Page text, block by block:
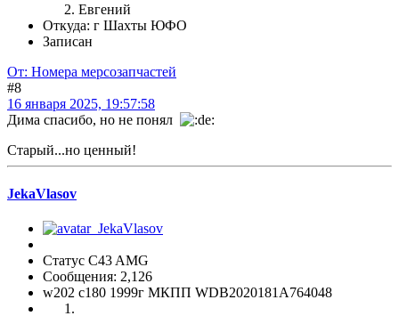
Евгений
Откуда: г Шахты ЮФО
Записан
От: Номера мерсозапчастей
#8
16 января 2025, 19:57:58
Дима спасибо, но не понял
Старый...но ценный!
JekaVlasov
Статус C43 AMG
Сообщения: 2,126
w202 c180 1999г МКПП WDB2020181A764048